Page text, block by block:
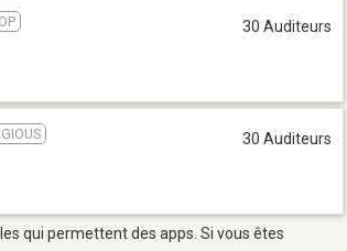
30 Auditeurs
30 Auditeurs
qui permettent des apps. Si vous êtes